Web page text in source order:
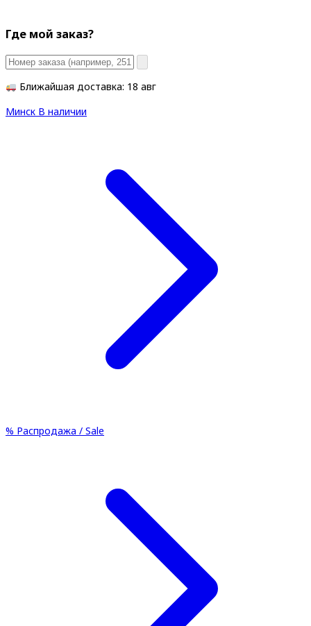
Где мой заказ?
Ближайшая доставка: 18 авг
Минск В наличии
% Распродажа / Sale